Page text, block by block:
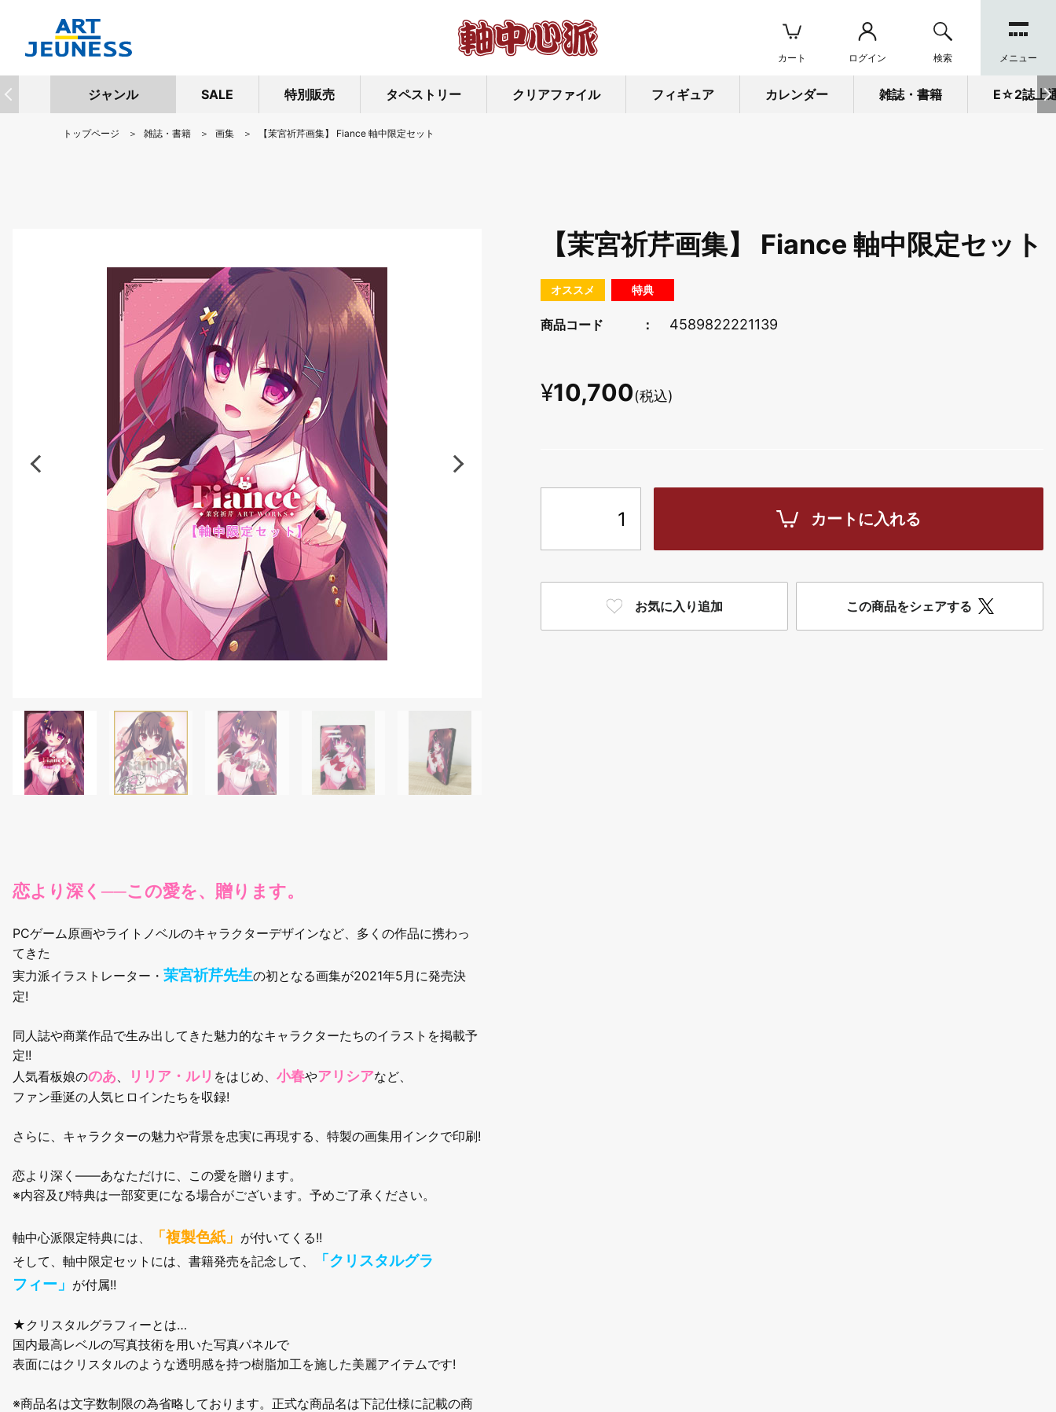
カート ログイン 検索 メニュー
ジャンル SALE 特別販売 タペストリー クリアファイル フィギュア カレンダー 雑誌・書籍 E☆2誌上
トップページ 雑誌・書籍 画集 【茉宮祈芹画集】 Fiance 軸中限定セット
【茉宮祈芹画集】 Fiance 軸中限定セット
オススメ 特典
商品コード 4589822221139
¥10,700(税込)
カートに入れる
お気に入り追加 この商品をシェアする
恋より深く──この愛を、贈ります。
PCゲーム原画やライトノベルのキャラクターデザインなど、多くの作品に携わっ
てきた
実力派イラストレーター・ 茉宮祈芹先生の初となる画集が2021年5月に発売決
定!
同人誌や商業作品で生み出してきた魅力的なキャラクターたちのイラストを掲載予
定!!
人気看板娘ののあ リリア・ルリ をはじめ、 小春やアリシアなど、
ファン垂涎の人気ヒロインたちを収録!
さらに、キャラクターの魅力や背景を忠実に再現する、特製の画集用インクで印刷!
恋より深く――あなただけに、この愛を贈ります。
※内容及び特典は一部変更になる場合がございます。予めご了承ください。
軸中心派限定特典には、 「複製色紙」 が付いてくる!!
そして、軸中限定セットには、書籍発売を記念して、
「クリスタルグラ
フィー」 が付属!!
★クリスタルグラフィーとは…
国内最高レベルの写真技術を用いた写真パネルで
表面にはクリスタルのような透明感を持つ樹脂加工を施した美麗アイテムです!
※商品名は文字数制限の為省略しております。正式な商品名は下記仕様に記載の商